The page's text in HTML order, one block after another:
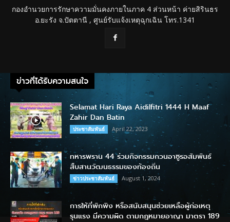
กองอำนวยการรักษาความมั่นคงภายในภาค 4 ส่วนหน้า ค่ายสิรินธร
อ.ยะรัง จ.ปัตตานี , ศูนย์รับแจ้งเหตุฉุกเฉิน โทร.1341
ข่าวที่ได้รับความสนใจ
Selamat Hari Raya Aidilfitri 1444 H Maaf
Zahir Dan Batin
ประชาสัมพันธ์ April 22, 2023
ทหารพราน 44 ร่วมกิจกรรมกวนอาซูรอสัมพันธ์
สืบสานวัฒนธรรมของท้องถิ่น
ข่าวประชาสัมพันธ์ August 1, 2024
การให้ที่พักพิง หรือสนับสนุนช่วยเหลือผู้ก่อเหตุ
รุนแรง มีความผิด ตามกฎหมายอาญา มาตรา 189